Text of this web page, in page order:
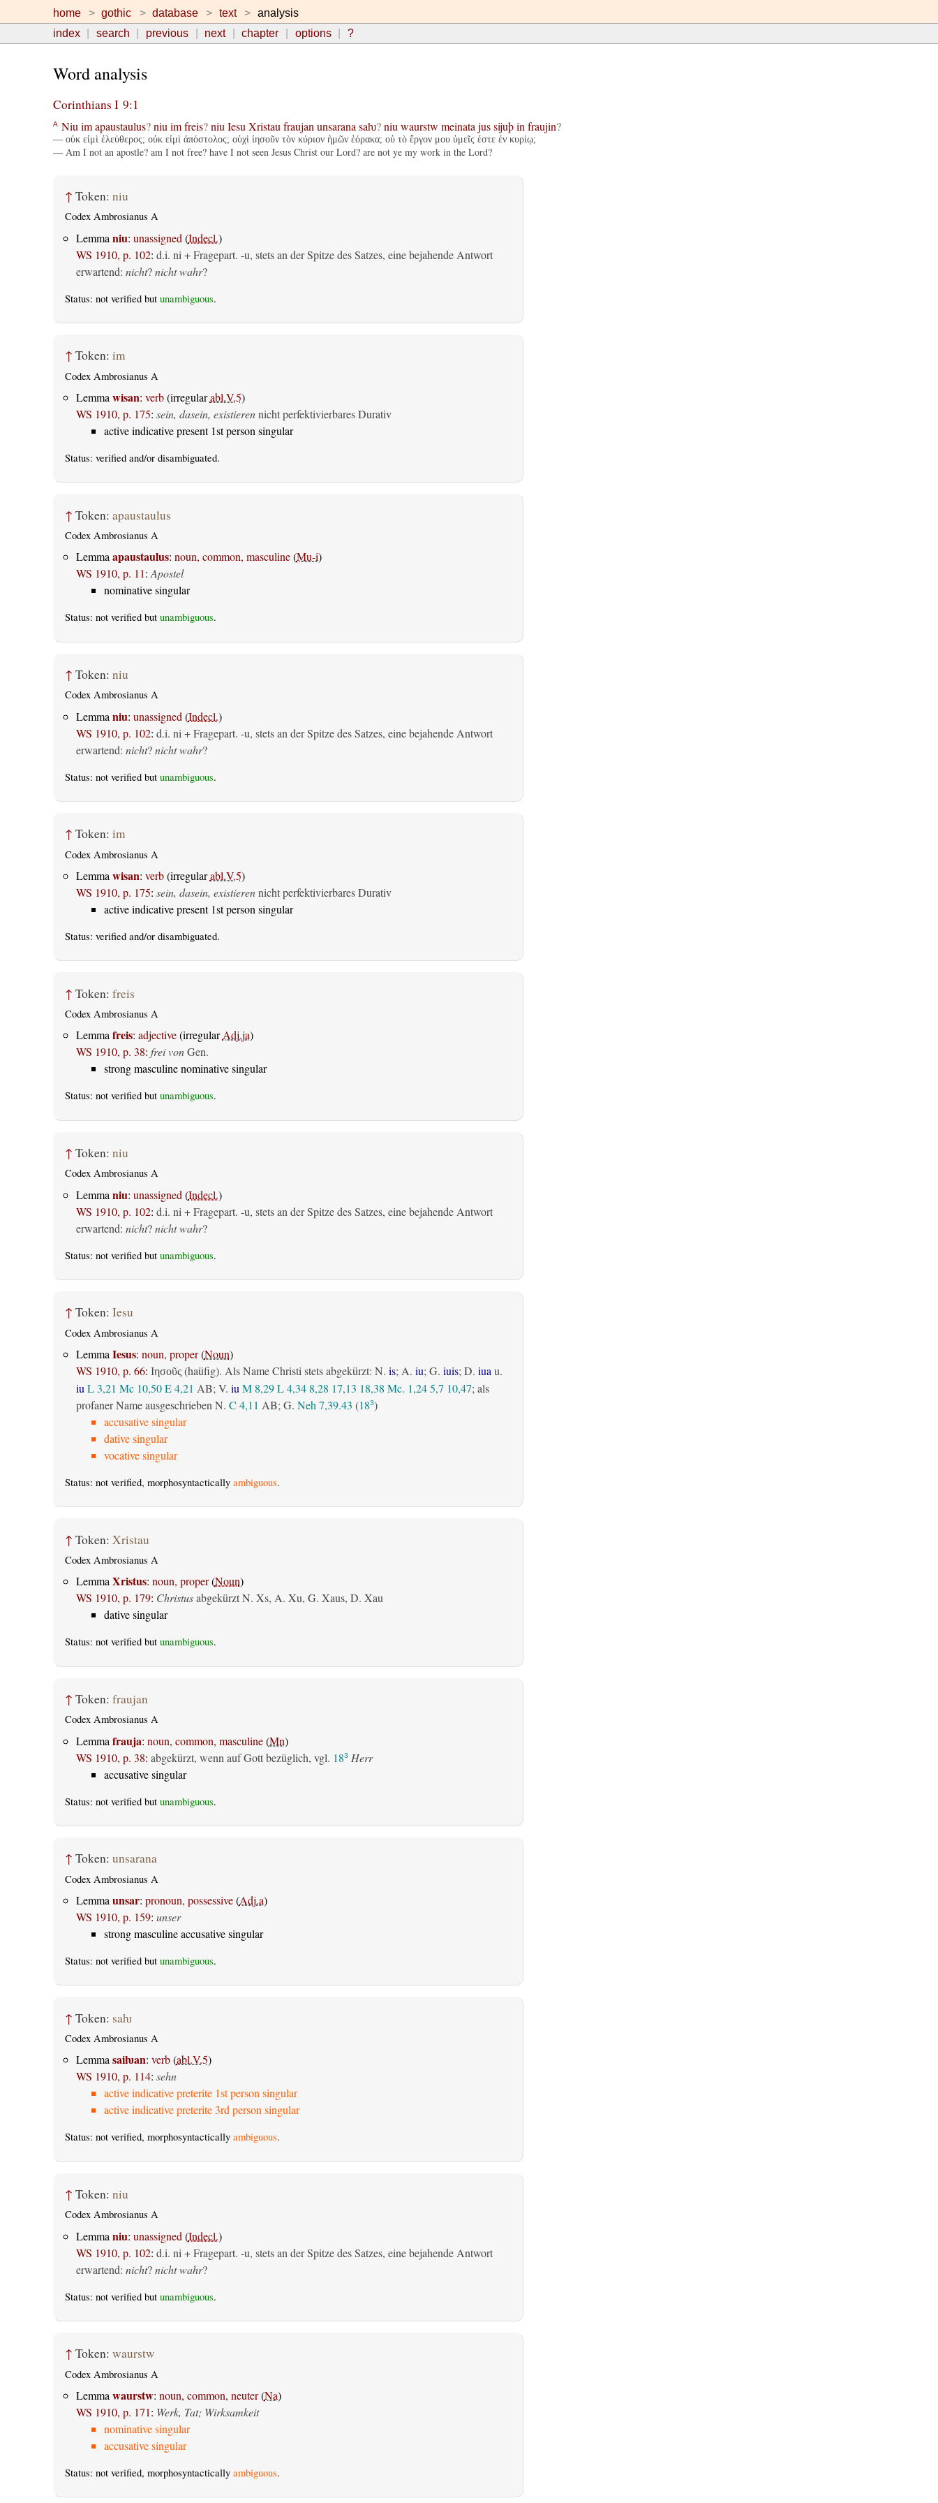
home gothic database text
analysis
index
search previous next chapter options ?
Word analysis
Corinthians I 9:1
A Niu im apaustaulus?niu im freis?niu Iesu Xristau fraujan unsarana saƕ?niu waurstw meinata jus sijuþ in fraujin?
— οὐκ εἰμὶ ἐλεύθερος; οὐκ εἰμὶ ἀπόστολος; οὐχὶ ἰησοῦν τὸν κύριον ἡμῶν ἑόρακα; οὐ τὸ ἔργον μου ὑμεῖς ἐστε ἐν κυρίῳ;
— Am I not an apostle? am I not free? have I not seen Jesus Christ our Lord? are not ye my work in the Lord?
↑ Token: niu
Codex Ambrosianus A
Lemma niu: unassigned (Indecl.)
WS 1910, p. 102: d.i. ni + Fragepart. -u, stets an der Spitze des Satzes, eine bejahende Antwort
erwartend: nicht?nicht wahr?
Status: not verified but unambiguous.
↑ Token: im
Codex Ambrosianus A
Lemma wisan: verb(irregularabl.V.5)
WS 1910, p. 175: sein, dasein, existierennicht perfektivierbares Durativ
active indicative present 1st person singular
Status: verifiedand/or disambiguated.
↑ Token: apaustaulus
Codex Ambrosianus A
Lemmaapaustaulus: noun, common, masculine(Mu-i)
WS 1910, p. 11:Apostel
nominative singular
Status: not verified but unambiguous.
↑ Token: niu
Codex Ambrosianus A
Lemma niu: unassigned (Indecl.)
WS 1910, p. 102: d.i. ni + Fragepart. -u, stets an der Spitze des Satzes, eine bejahende Antwort
erwartend: nicht?nicht wahr?
Status: not verified but unambiguous.
↑ Token: im
Codex Ambrosianus A
Lemma wisan: verb(irregularabl.V.5)
WS 1910, p. 175: sein, dasein, existierennicht perfektivierbares Durativ
active indicative present 1st person singular
Status: verifiedand/or disambiguated.
↑ Token: freis
Codex Ambrosianus A
Lemmafreis: adjective(irregularAdj.ja)
WS 1910, p. 38: frei von Gen.
strong masculine nominative singular
Status: not verified but unambiguous.
↑ Token: niu
Codex Ambrosianus A
Lemma niu: unassigned (Indecl.)
WS 1910, p. 102: d.i. ni + Fragepart. -u, stets an der Spitze des Satzes, eine bejahende Antwort
erwartend: nicht?nicht wahr?
Status: not verified but unambiguous.
↑ Token: Iesu
Codex Ambrosianus A
Lemma Iesus: noun, proper(Noun)
WS 1910, p. 66: Ιησοῦς(haüfig). Als Name Christi stets abgekürzt: N. is; A. iu; G. iuis; D. iua u.
iu L 3,21 Mc 10,50 E 4,21 AB; V. iu M 8,29 L 4,34 8,28 17,13 18,38 Mc. 1,24 5,7 10,47; als
profaner Name ausgeschrieben N. C 4,11 AB; G. Neh 7,39.43 (183)
accusative singular
dative singular
vocative singular
Status: not verified, morphosyntactically ambiguous.
↑ Token: Xristau
Codex Ambrosianus A
LemmaXristus: noun, proper(Noun)
WS 1910, p. 179: Christusabgekürzt N. Xs, A. Xu, G. Xaus, D. Xau
dative singular
Status: not verified but unambiguous.
↑ Token: fraujan
Codex Ambrosianus A
Lemma frauja: noun, common, masculine(Mn)
WS 1910, p. 38: abgekürzt, wenn auf Gott bezüglich, vgl. 183 Herr
accusative singular
Status: not verified but unambiguous.
↑ Token: unsarana
Codex Ambrosianus A
Lemma unsar: pronoun, possessive(Adj.a)
WS 1910, p. 159: unser
strong masculine accusative singular
Status: not verified but unambiguous.
↑ Token: saƕ
Codex Ambrosianus A
Lemmasaiƕan: verb(abl.V.5)
WS 1910, p. 114: sehn
active indicative preterite 1st person singular
active indicative preterite 3rd person singular
Status: not verified, morphosyntactically ambiguous.
↑ Token: niu
Codex Ambrosianus A
Lemma niu: unassigned (Indecl.)
WS 1910, p. 102: d.i. ni + Fragepart. -u, stets an der Spitze des Satzes, eine bejahende Antwort
erwartend: nicht?nicht wahr?
Status: not verified but unambiguous.
↑ Token: waurstw
Codex Ambrosianus A
Lemma waurstw: noun, common, neuter(Na)
WS 1910, p. 171: Werk, Tat; Wirksamkeit
nominative singular
accusative singular
Status: not verified, morphosyntactically ambiguous.